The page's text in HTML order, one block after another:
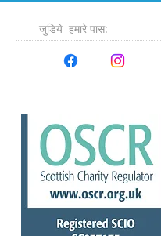
जुडिये​ हमारे पास: